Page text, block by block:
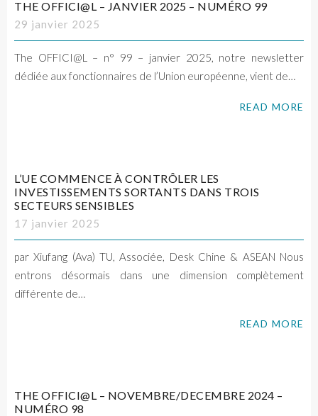
THE OFFICI@L – JANVIER 2025 – NUMÉRO 99
29 janvier 2025
The OFFICI@L – n° 99 – janvier 2025, notre newsletter
dédiée aux fonctionnaires de l’Union européenne, vient de…
READ MORE
L’UE COMMENCE À CONTRÔLER LES
INVESTISSEMENTS SORTANTS DANS TROIS
SECTEURS SENSIBLES
17 janvier 2025
par Xiufang (Ava) TU, Associée, Desk Chine & ASEAN Nous
entrons désormais dans une dimension complètement
différente de…
READ MORE
THE OFFICI@L – NOVEMBRE/DECEMBRE 2024 –
NUMÉRO 98